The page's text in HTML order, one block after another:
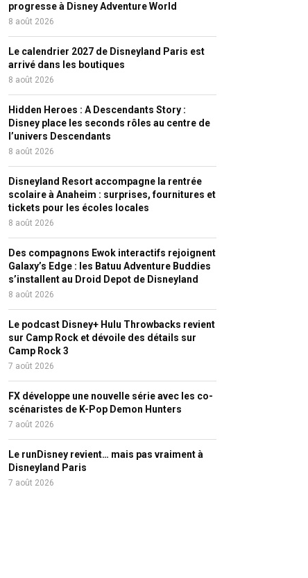
progresse à Disney Adventure World
8 août 2026
Le calendrier 2027 de Disneyland Paris est
arrivé dans les boutiques
8 août 2026
Hidden Heroes : A Descendants Story :
Disney place les seconds rôles au centre de
l’univers Descendants
8 août 2026
Disneyland Resort accompagne la rentrée
scolaire à Anaheim : surprises, fournitures et
tickets pour les écoles locales
8 août 2026
Des compagnons Ewok interactifs rejoignent
Galaxy’s Edge : les Batuu Adventure Buddies
s’installent au Droid Depot de Disneyland
8 août 2026
Le podcast Disney+ Hulu Throwbacks revient
sur Camp Rock et dévoile des détails sur
Camp Rock 3
7 août 2026
FX développe une nouvelle série avec les co-
scénaristes de K-Pop Demon Hunters
7 août 2026
Le runDisney revient… mais pas vraiment à
Disneyland Paris
7 août 2026